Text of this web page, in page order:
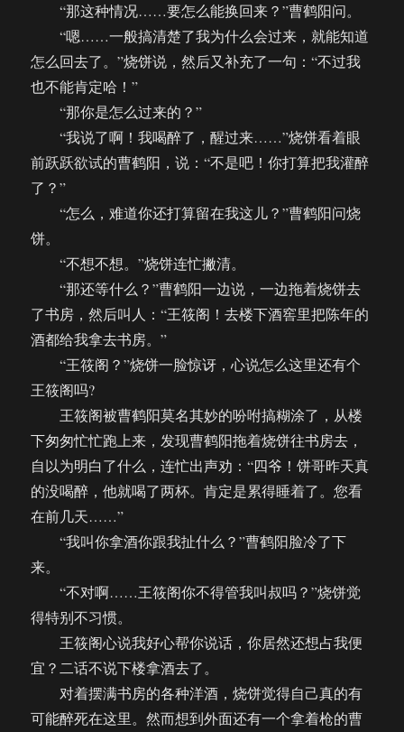
“那这种情况……要怎么能换回来？”曹鹤阳问。
“嗯……一般搞清楚了我为什么会过来，就能知道
怎么回去了。”烧饼说，然后又补充了一句：“不过我
也不能肯定哈！”
“那你是怎么过来的？”
“我说了啊！我喝醉了，醒过来……”烧饼看着眼
前跃跃欲试的曹鹤阳，说：“不是吧！你打算把我灌醉
了？”
“怎么，难道你还打算留在我这儿？”曹鹤阳问烧
饼。
“不想不想。”烧饼连忙撇清。
“那还等什么？”曹鹤阳一边说，一边拖着烧饼去
了书房，然后叫人：“王筱阁！去楼下酒窖里把陈年的
酒都给我拿去书房。”
“王筱阁？”烧饼一脸惊讶，心说怎么这里还有个
王筱阁吗?
王筱阁被曹鹤阳莫名其妙的吩咐搞糊涂了，从楼
下匆匆忙忙跑上来，发现曹鹤阳拖着烧饼往书房去，
自以为明白了什么，连忙出声劝：“四爷！饼哥昨天真
的没喝醉，他就喝了两杯。肯定是累得睡着了。您看
在前几天……”
“我叫你拿酒你跟我扯什么？”曹鹤阳脸冷了下
来。
“不对啊……王筱阁你不得管我叫叔吗？”烧饼觉
得特别不习惯。
王筱阁心说我好心帮你说话，你居然还想占我便
宜？二话不说下楼拿酒去了。
对着摆满书房的各种洋酒，烧饼觉得自己真的有
可能醉死在这里。然而想到外面还有一个拿着枪的曹